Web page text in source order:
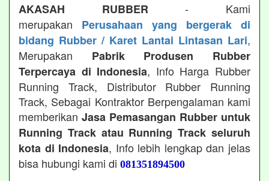
AKASAH RUBBER - Kami
merupakan Perusahaan yang bergerak di
bidang Rubber / Karet Lantai Lintasan Lari,
Merupakan Pabrik Produsen Rubber
Terpercaya di Indonesia, Info Harga Rubber
Running Track, Distributor Rubber Running
Track, Sebagai Kontraktor Berpengalaman kami
memberikan Jasa Pemasangan Rubber untuk
Running Track atau Running Track seluruh
kota di Indonesia, Info lebih lengkap dan jelas
bisa hubungi kami di 081351894500